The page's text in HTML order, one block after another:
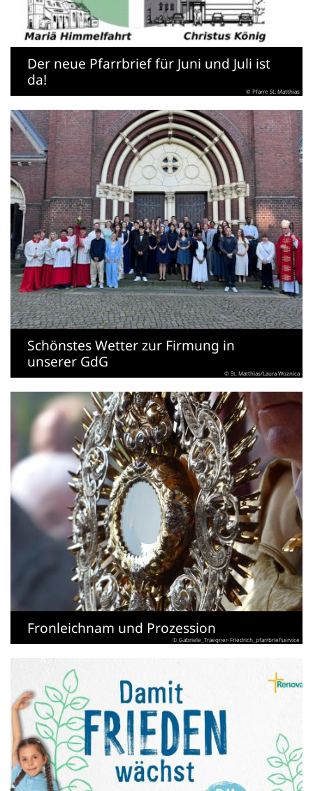
Der neue Pfarrbrief für Juni und Juli ist
da!
© Pfarre St. Matthias
Schönstes Wetter zur Firmung in
unserer GdG
© St. Matthias/Laura Woznica
Fronleichnam und Prozession
© Gabriele_Traegner-Friedrich_pfarrbriefservice